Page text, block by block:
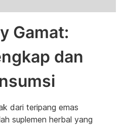
Gamat:
dan
dari teripang emas
suplemen herbal yang